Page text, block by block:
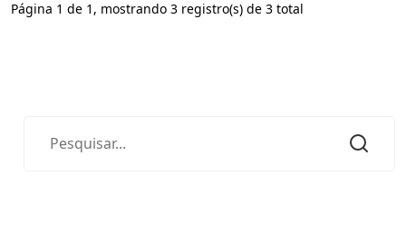
Página 1 de 1, mostrando 3 registro(s) de 3 total